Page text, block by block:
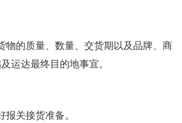
的质量、数量、交货期以及品牌、商
运达最终目的地事宜。
关接货准备。